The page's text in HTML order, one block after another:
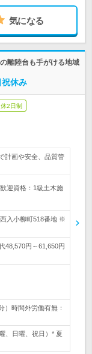
気になる
離陸台も手がける地域
休み
2日制
計画や安全、品質管
迎資格：1級土木施
西入小柳町518番地 ※
48,570円～61,650円
）時間外労働有無：
、日曜、祝日）* 夏